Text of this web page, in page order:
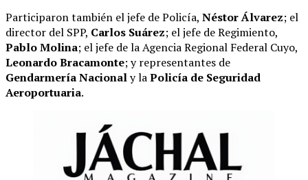
Participaron también el jefe de Policía, Néstor Álvarez; el
director del SPP, Carlos Suárez; el jefe de Regimiento,
Pablo Molina; el jefe de la Agencia Regional Federal Cuyo,
Leonardo Bracamonte; y representantes de
Gendarmería Nacionaly laPolicía de Seguridad
Aeroportuaria.